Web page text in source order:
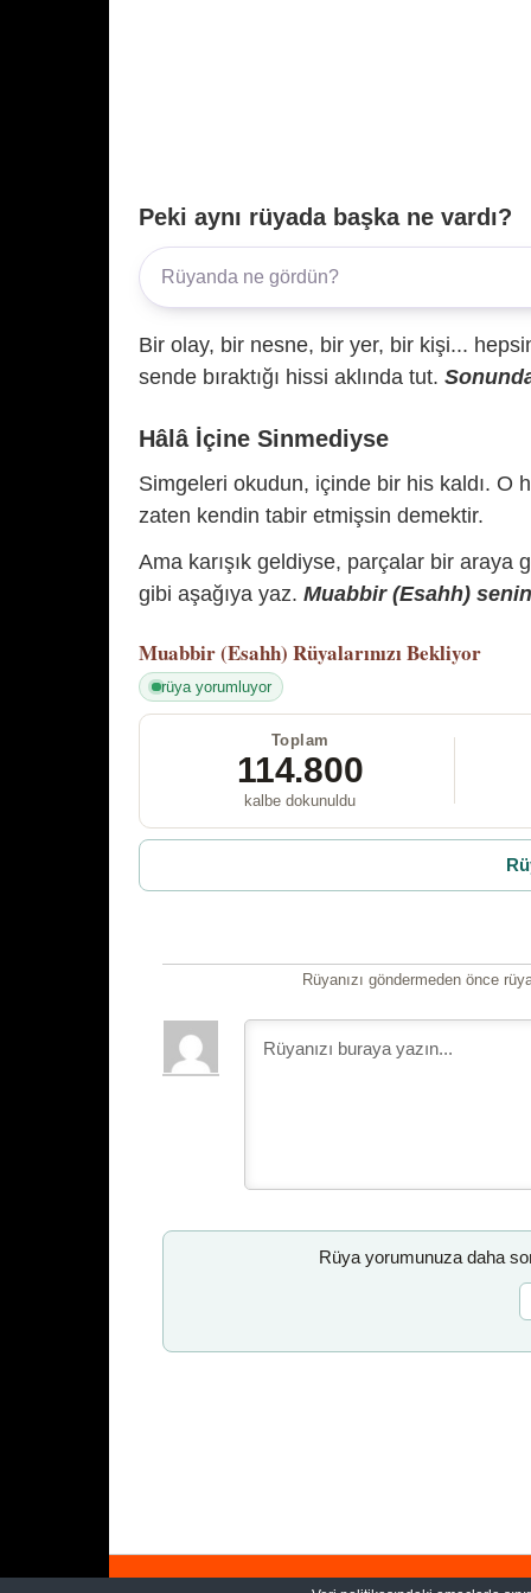
Peki aynı rüyada başka ne vardı?
Bir olay, bir nesne, bir yer, bir kişi...
sende bıraktığı hissi aklında tut.
Hâlâ İçine Sinmediyse
Simgeleri okudun, içinde bir his kaldı. O
zaten kendin tabir etmişsin demektir.
Ama karışık geldiyse, parçalar bir araya
gibi aşağıya yaz. Muabbir (Esahh)
Muabbir (Esahh) Rüyalarınızı Bekliyor
rüya yorumluyor
Toplam
114.800
kalbe dokunuldu
Rüyanızı göndermeden önce
Rüya yorumunuza daha